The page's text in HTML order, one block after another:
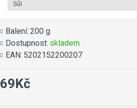
Sůl
Balení: 200 g
Dostupnost: skladem
EAN: 5202152200207
69Kč